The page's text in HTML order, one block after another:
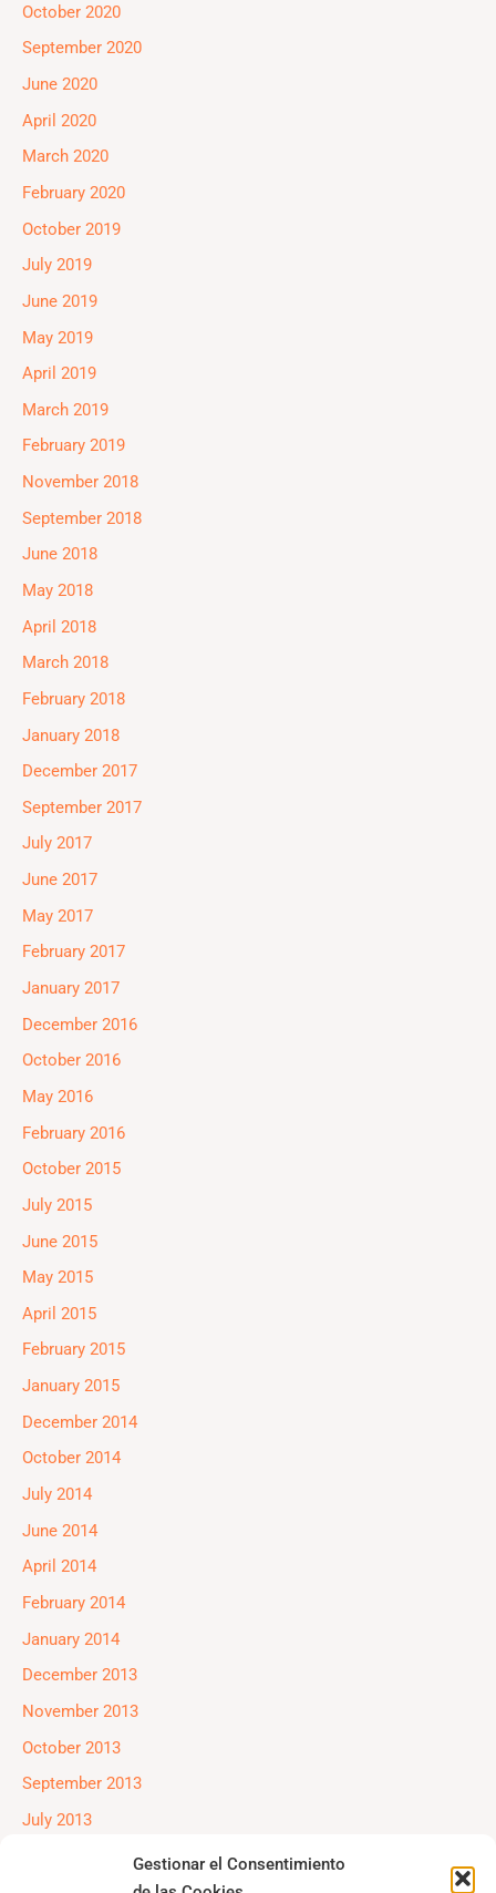
Gestionar el Consentimiento
October 2020
September 2020
June 2020
April 2020
March 2020
February 2020
October 2019
July 2019
June 2019
May 2019
April 2019
March 2019
February 2019
November 2018
September 2018
June 2018
May 2018
April 2018
March 2018
February 2018
January 2018
December 2017
September 2017
July 2017
June 2017
May 2017
February 2017
January 2017
December 2016
October 2016
May 2016
February 2016
October 2015
July 2015
June 2015
May 2015
April 2015
February 2015
January 2015
December 2014
October 2014
July 2014
June 2014
April 2014
February 2014
January 2014
December 2013
November 2013
October 2013
September 2013
July 2013